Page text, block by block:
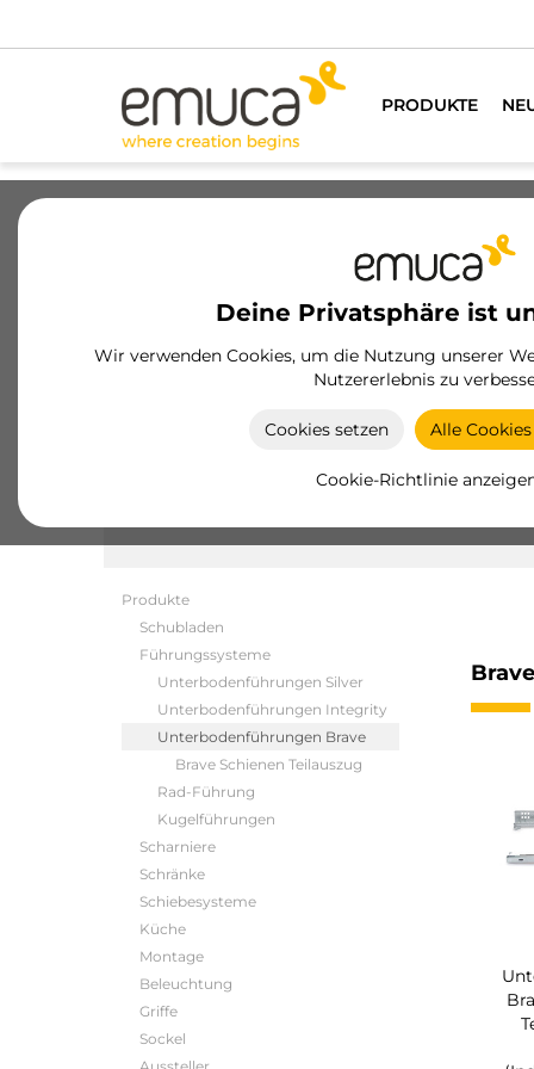
PRODUKTE
Deine Privatsphäre ist
Wir verwenden Cookies, um die Nutzung unserer
Nutzererlebnis zu
Cookies setzen Alle
Cookie-Richtlinie
Die verdeckten Brave-Führungen von Emuca
für Küchen-, Bad- und Wohnmöbel, mit einer
Produkte
Schubladen
Führungssysteme
Unterbodenführungen Silver
Unterbodenführungen Integrity
Unterbodenführungen Brave
Brave Schienen Teilauszug
Rad-Führung
Kugelführungen
Scharniere
Schränke
Schiebesysteme
Küche
Montage
Beleuchtung
Griffe
Sockel